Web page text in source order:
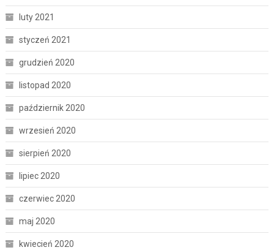
luty 2021
styczeń 2021
grudzień 2020
listopad 2020
październik 2020
wrzesień 2020
sierpień 2020
lipiec 2020
czerwiec 2020
maj 2020
kwiecień 2020